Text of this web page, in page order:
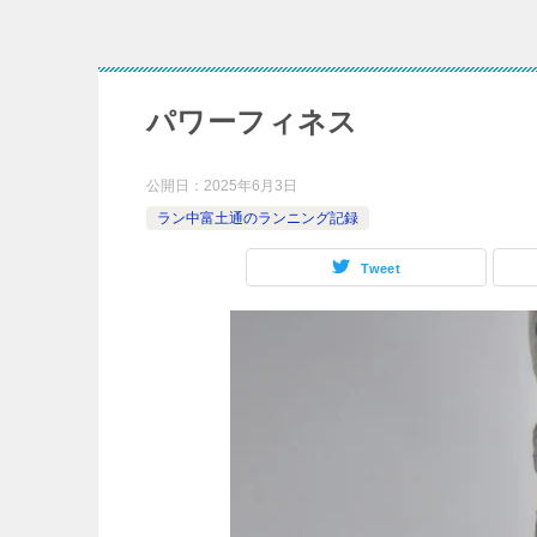
パワーフィネス
公開日： 2025年6月3日
ラン中富土通のランニング記録
Tweet